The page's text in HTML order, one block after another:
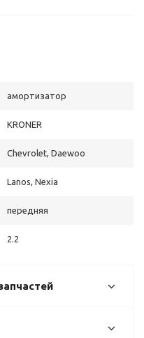
амортизатор
KRONER
Chevrolet, Daewoo
Lanos, Nexia
передняя
2.2